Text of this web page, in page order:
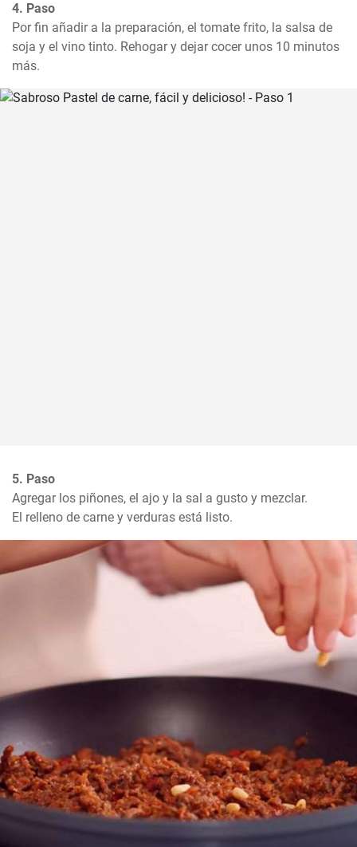
4. Paso
Por fin añadir a la preparación, el tomate frito, la salsa de
soja y el vino tinto. Rehogar y dejar cocer unos 10 minutos
más.
5. Paso
Agregar los piñones, el ajo y la sal a gusto y mezclar.
El relleno de carne y verduras está listo.